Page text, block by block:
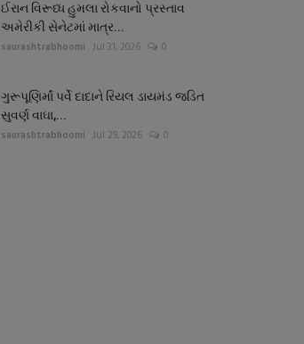
ઈરાન વિરૂધ્ધ હુમલા રોકવાનો પ્રસ્તાવ
અમેરીકી સેનેટમાં માત્ર...
saurashtrabhoomi Jul 31, 2026 0
ગુરૂપૂણિર્માં પર્વે દાદાને રિયલ ડાયમંડ જડિત
સુવર્ણ વાઘા,...
saurashtrabhoomi Jul 29, 2026 0